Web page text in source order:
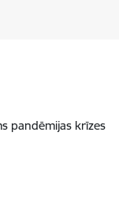
pandēmijas krīzes